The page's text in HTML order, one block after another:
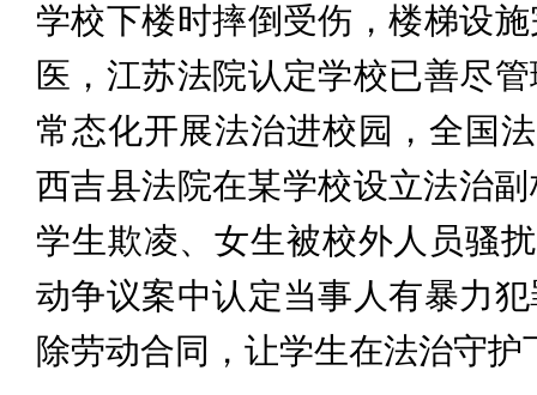
学校下楼时摔倒受伤，楼梯设
医，江苏法院认定学校已善尽
常态化开展法治进校园，全国
西吉县法院在某学校设立法治
学生欺凌、女生被校外人员骚
动争议案中认定当事人有暴力
除劳动合同，让学生在法治守护